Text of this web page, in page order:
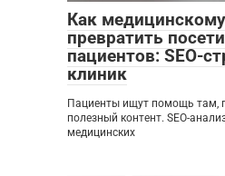
Как
превратить
пациентов: SEO-
клиник
Пациенты ищут помощь там,
полезный контент. SEO-
медицинских